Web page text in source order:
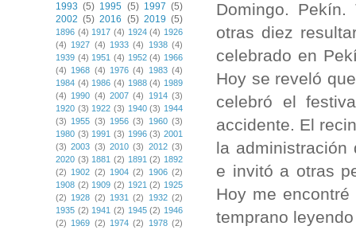
Domingo.
otras diez
celebrado en
Hoy se reveló
celebró el
accidente. El
la administración
e invitó a otras
Hoy me
temprano
1993 (5) 1995 (5) 1997 (5)
2002 (5) 2016 (5) 2019 (5)
1896 (4) 1917 (4) 1924 (4) 1926
(4) 1927 (4) 1933 (4) 1938 (4)
1939 (4) 1951 (4) 1952 (4) 1966
(4) 1968 (4) 1976 (4) 1983 (4)
1984 (4) 1986 (4) 1988 (4) 1989
(4) 1990 (4) 2007 (4) 1914 (3)
1920 (3) 1922 (3) 1940 (3) 1944
(3) 1955 (3) 1956 (3) 1960 (3)
1980 (3) 1991 (3) 1996 (3) 2001
(3) 2003 (3) 2010 (3) 2012 (3)
2020 (3) 1881 (2) 1891 (2) 1892
(2) 1902 (2) 1904 (2) 1906 (2)
1908 (2) 1909 (2) 1921 (2) 1925
(2) 1928 (2) 1931 (2) 1932 (2)
1935 (2) 1941 (2) 1945 (2) 1946
(2) 1969 (2) 1974 (2) 1978 (2)